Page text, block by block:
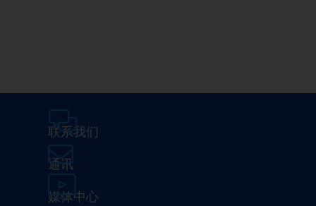
联系我们
通讯
媒体中心